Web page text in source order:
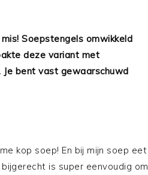
Soepstengels omwikkeld
deze variant met
bent vast gewaarschuwd
kop soep! En bij mijn soep eet
is super eenvoudig om